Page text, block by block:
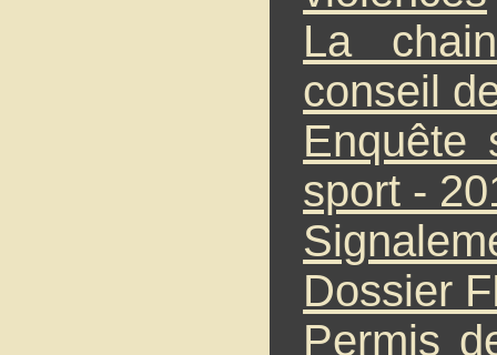
La
conseil
Enquête
sport -
Dossier
Permis